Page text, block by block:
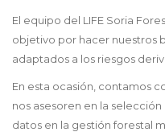
El equipo del LIFE Soria
objetivo por hacer nuestros
adaptados a los riesgos
En esta ocasión, contamos
nos asesoren en la
datos en la gestión forestal